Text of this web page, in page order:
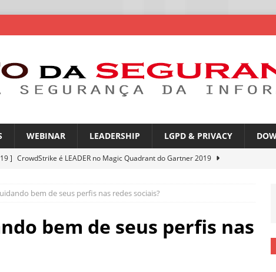
WEBINAR LEADERSHIP LGPD & PRIVACY
] CrowdStrike é LEADER no Magic Quadrant do Gartner 2019
] América Latina é a segunda região mais exposta a ciberameaças
NOTÍCIAS
IA amplia desafio de segurança e governança nas redes corporativas
bem de seus perfis nas redes sociais?
bem de seus perfis nas